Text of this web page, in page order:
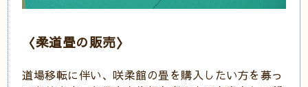
〈柔道畳の販売〉
道場移転に伴い、咲柔館の畳を購入したい方を募っ